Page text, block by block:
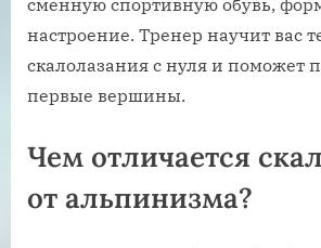
сменную спортивную обувь,
настроение. Тренер научит вас
скалолазания с нуля и поможет
первые вершины.
Чем отличается
от альпинизма?